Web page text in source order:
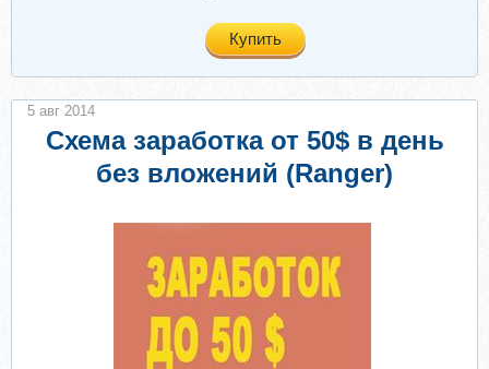
Купить
Схема заработка от 50$ в день
без вложений (Ranger)
5 авг 2014